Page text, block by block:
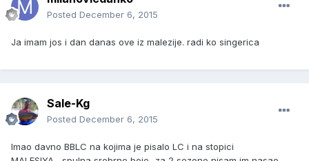
Posted December 6, 2015
Ja imam jos i dan danas ove iz malezije. radi ko singerica
Sale-Kg
Posted December 6, 2015
Imao davno BBLC na kojima je pisalo LC i na stopici